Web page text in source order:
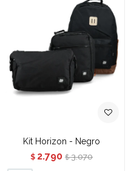
Kit Horizon - Negro
$ 2.790 $ 3.070